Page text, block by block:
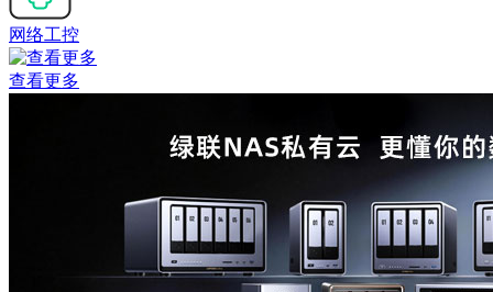
网络工控
查看更多